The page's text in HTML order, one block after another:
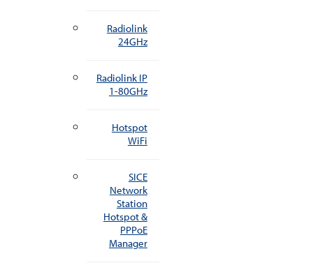
Radiolink
24GHz
Radiolink IP
1-80GHz
Hotspot
WiFi
SICE
Network
Station
Hotspot &
PPPoE
Manager